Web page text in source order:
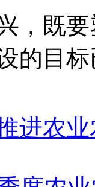
，既
的目
进农